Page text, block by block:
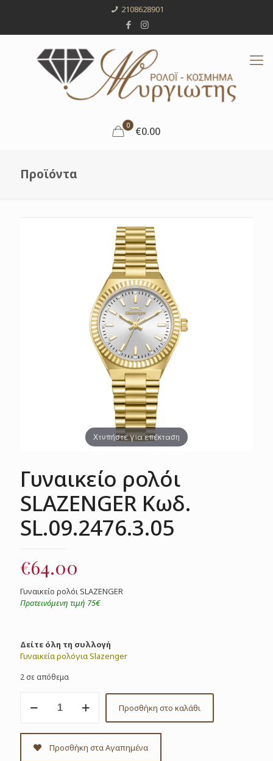
2108628901
0 €0.00
Προϊόντα
Χτυπήστε για επέκταση
Γυναικείο ρολόι
SLAZENGER Κωδ.
SL.09.2476.3.05
€64.00
Γυναικείο ρολόι SLAZENGER
Προτεινόμενη τιμή 75€
Δείτε όλη τη συλλογή
Γυναικεία ρολόγια Slazenger
2 σε απόθεμα
ρολόι
Κωδ.
SL.09.2476.3.05
ποσότητα
Προσθήκη στο καλάθι
Προσθήκη στα Αγαπημένα